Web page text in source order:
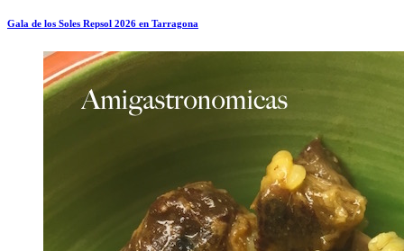
Gala de los Soles Repsol 2026 en Tarragona